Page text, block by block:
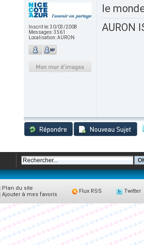
Inscrit le:30/03/2008
Messages:3561
Localisation:AURON
le
AURON
Plan du site
Ajouter à mes favoris
Flux RSS Twitter